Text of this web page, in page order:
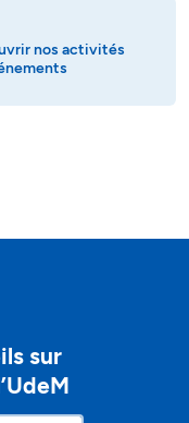
nos activités
sur